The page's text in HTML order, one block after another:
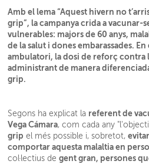
Amb el lema “Aquest hivern no
grip”, la campanya crida a vacunar-
vulnerables: majors de 60 anys,
de la salut i dones embarassades.
ambulatori, la dosi de reforç contra
administrant de manera
grip.
Segons ha explicat la referent de
Vega Cámara, com cada any
grip el més possible i, sobretot,
comportar aquesta malaltia en
col·lectius degent gran, persones